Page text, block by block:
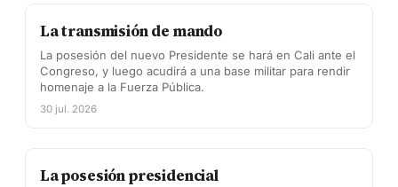
La transmisión de mando
La posesión del nuevo Presidente se hará en Cali ante el
Congreso, y luego acudirá a una base militar para rendir
homenaje a la Fuerza Pública.
30 jul. 2026
La posesión presidencial